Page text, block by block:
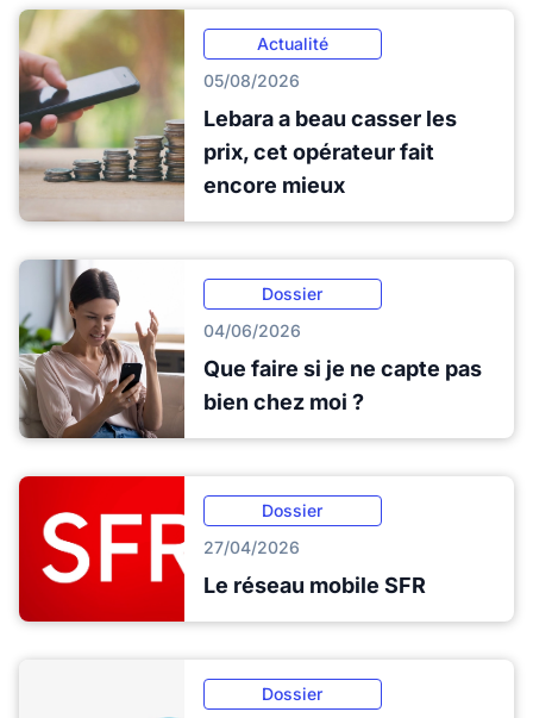
Actualité
05/08/2026
Lebara a beau casser les
prix, cet opérateur fait
encore mieux
Dossier
04/06/2026
Que faire si je ne capte pas
bien chez moi ?
Dossier
27/04/2026
Le réseau mobile SFR
Dossier